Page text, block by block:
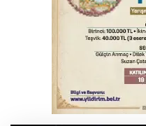
Bursa’da
İnegöl'de
karadan